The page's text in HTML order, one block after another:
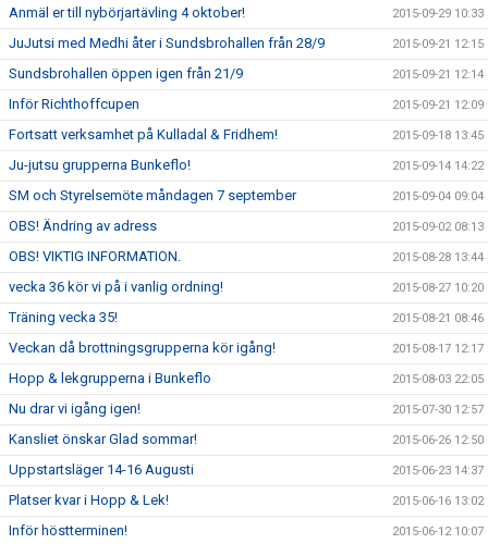
Anmäl er till nybörjartävling 4 oktober! 2015-09-29 10:33
JuJutsi med Medhi åter i Sundsbrohallen från 28/9 2015-09-21 12:15
Sundsbrohallen öppen igen från 21/9 2015-09-21 12:14
Inför Richthoffcupen 2015-09-21 12:09
Fortsatt verksamhet på Kulladal & Fridhem! 2015-09-18 13:45
Ju-jutsu grupperna Bunkeflo! 2015-09-14 14:22
SM och Styrelsemöte måndagen 7 september 2015-09-04 09:04
OBS! Ändring av adress 2015-09-02 08:13
OBS! VIKTIG INFORMATION. 2015-08-28 13:44
vecka 36 kör vi på i vanlig ordning! 2015-08-27 10:20
Träning vecka 35! 2015-08-21 08:46
Veckan då brottningsgrupperna kör igång! 2015-08-17 12:17
Hopp & lekgrupperna i Bunkeflo 2015-08-03 22:05
Nu drar vi igång igen! 2015-07-30 12:57
Kansliet önskar Glad sommar! 2015-06-26 12:50
Uppstartsläger 14-16 Augusti 2015-06-23 14:37
Platser kvar i Hopp & Lek! 2015-06-16 13:02
Inför höstterminen! 2015-06-12 10:07